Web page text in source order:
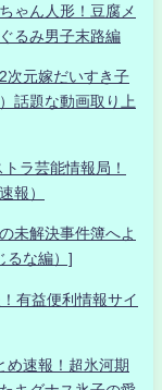
ゃん人形！豆腐メ
るみ男子末路編
次元嫁だいすき子
話題な動画取り上
ラ芸能情報局！
報）
未解決事件簿へよ
るな編）]
有益便利情報サイ
め速報！超氷河期